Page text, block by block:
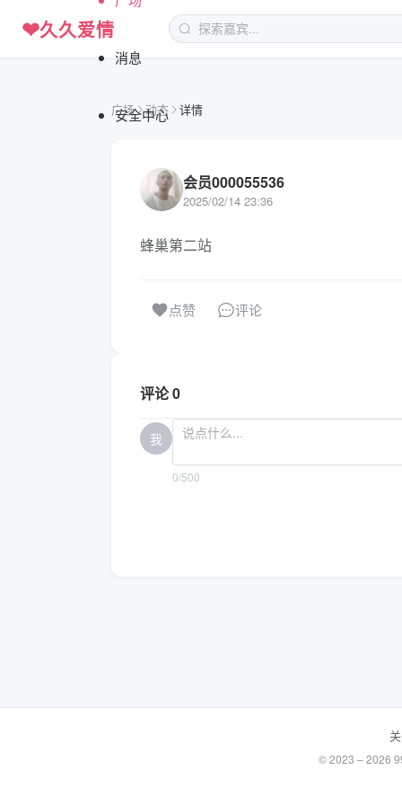
❤久久爱情
消息
安全中心
广场 动态 详情
会员000055536
2025/02/14 23:36
蜂巢第二站
点赞 评论
评论 0
我
0/500
© 2023 – 2026